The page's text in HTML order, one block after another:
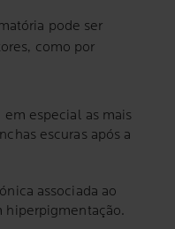
pode ser
como por
em especial as mais
escuras após a
associada ao
hiperpigmentação.